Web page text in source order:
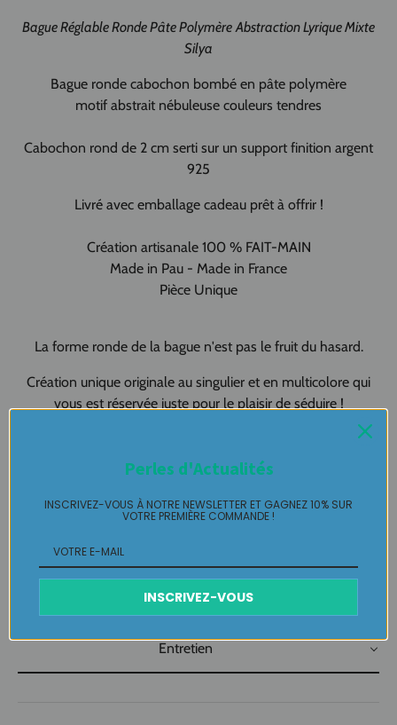
Bague Réglable Ronde Pâte Polymère Abstraction Lyrique Mixte
Silya
Bague ronde cabochon bombé en pâte polymère
motif abstrait nébuleuse couleurs tendres
Cabochon rond de 2 cm serti sur un support finition argent
925
Livré avec emballage cadeau prêt à offrir !
Création artisanale 100 % FAIT-MAIN
Made in Pau - Made in France
Pièce Unique
La forme ronde de la bague n'est pas le fruit du hasard.
Création unique originale au singulier et en multicolore qui
vous est réservée juste pour le plaisir de séduire !
porté que par celle qui l'adopte et s'en pare ...
Plaisir de Créer, Désir de Plaire !
Retours Gratuits
Entretien
Perles d'Actualités
INSCRIVEZ-VOUS À NOTRE NEWSLETTER ET GAGNEZ 10% SUR
VOTRE PREMIÈRE COMMANDE !
INSCRIVEZ-VOUS